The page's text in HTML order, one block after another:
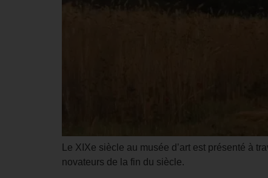
Le XIXe siècle au musée d’art est présenté à
novateurs de la fin du siècle.